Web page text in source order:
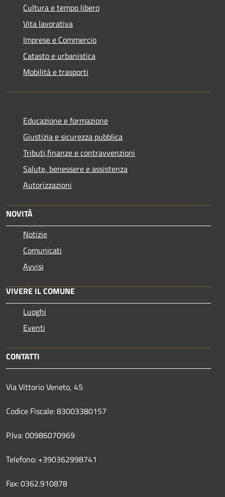
Cultura e tempo libero
Vita lavorativa
Imprese e Commercio
Catasto e urbanistica
Mobilità e trasporti
Educazione e formazione
Giustizia e sicurezza pubblica
Tributi,finanze e contravvenzioni
Salute, benessere e assistenza
Autorizzazioni
NOVITÀ
Notizie
Comunicati
Avvisi
VIVERE IL COMUNE
Luoghi
Eventi
CONTATTI
Via Vittorio Veneto, 45
Codice Fiscale: 83003380157
P.Iva: 00986070969
Telefono: +390362998741
Fax: 0362.910878